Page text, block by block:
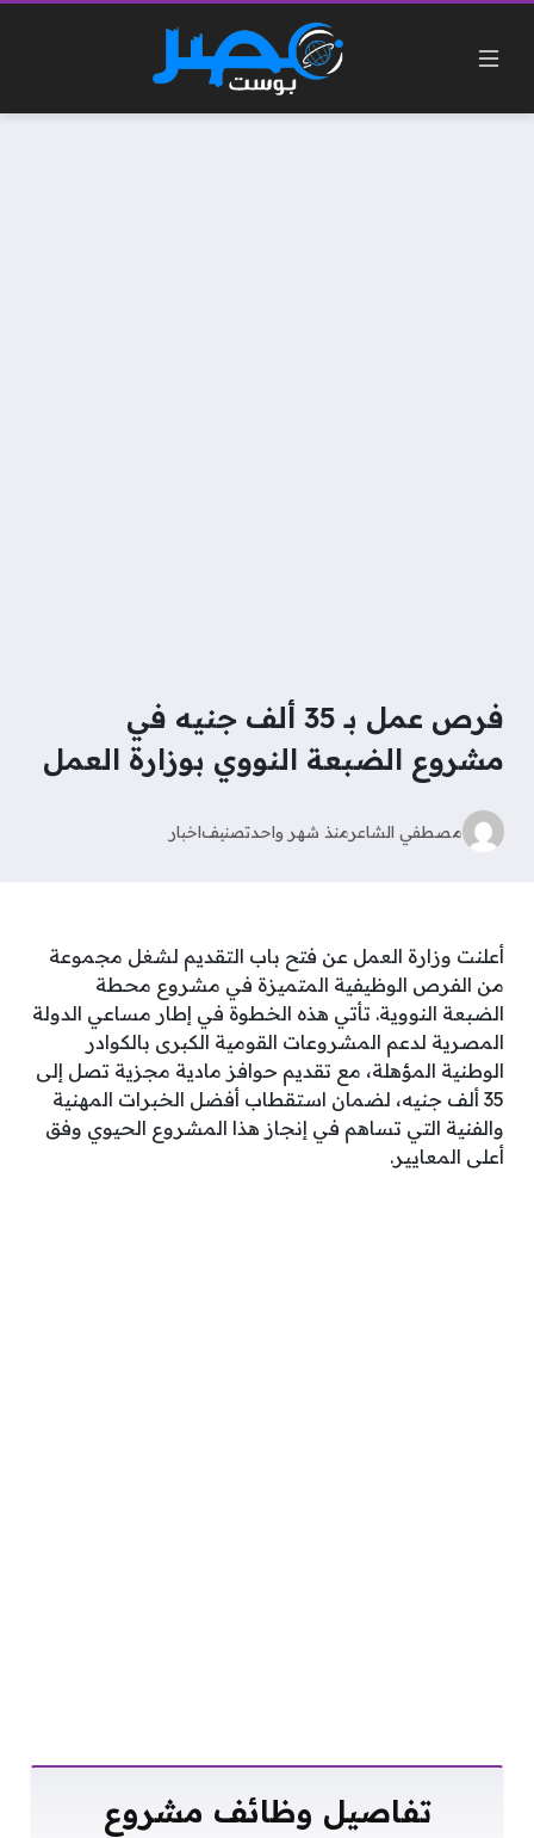
فرص عمل بـ 35 ألف جنيه في
مشروع الضبعة النووي بوزارة العمل
مصطفي الشاعرمنذ شهر واحدتصنيفاخبار
أعلنت وزارة العمل عن فتح باب التقديم لشغل مجموعة
من الفرص الوظيفية المتميزة في مشروع محطة
الضبعة النووية. تأتي هذه الخطوة في إطار مساعي الدولة
المصرية لدعم المشروعات القومية الكبرى بالكوادر
الوطنية المؤهلة، مع تقديم حوافز مادية مجزية تصل إلى
35 ألف جنيه، لضمان استقطاب أفضل الخبرات المهنية
والفنية التي تساهم في إنجاز هذا المشروع الحيوي وفق
أعلى المعايير.
تفاصيل وظائف مشروع